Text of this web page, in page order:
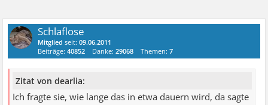
Schlaflose
Mitglied seit:09.06.2011
Beiträge:40852 Danke:29068 Themen:7
Zitat von dearlia:
Ich fragte sie, wie lange das in etwa dauern wird, da sagte